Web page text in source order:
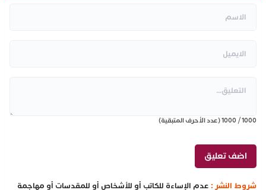
1000
/
1000(عدد الأحرف المتبقية)
شروط النشر : عدم الإساءة للكاتب أو للأشخاص أو للمقدسات أو مهاجمة